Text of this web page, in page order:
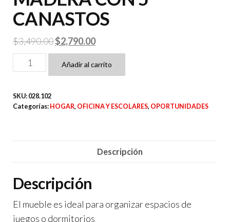
CANASTOS
$3,490.00El
precio
original
$2,790.00El
precio
actual
CAJONERA
DE
CON
Añadir al carrito
SKU: 028.102
Categorías: HOGAR, OFICINA Y ESCOLARES, OPORTUNIDADES
Descripción
Descripción
El mueble es ideal para organizar espacios de
juegos o dormitorios